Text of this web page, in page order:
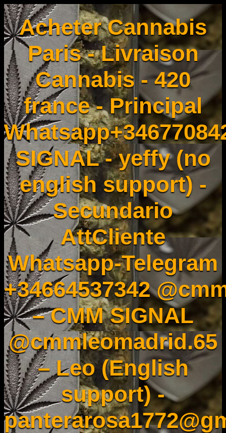
Acheter Cannabis
Paris - Livraison
Cannabis - 420
france - Principal
SIGNAL - yeffy (no
english support) -
Secundario
AttCliente
Whatsapp-Telegram
+34664537342
– CMM SIGNAL
@cmmleomadrid.65
– Leo (English
support) -